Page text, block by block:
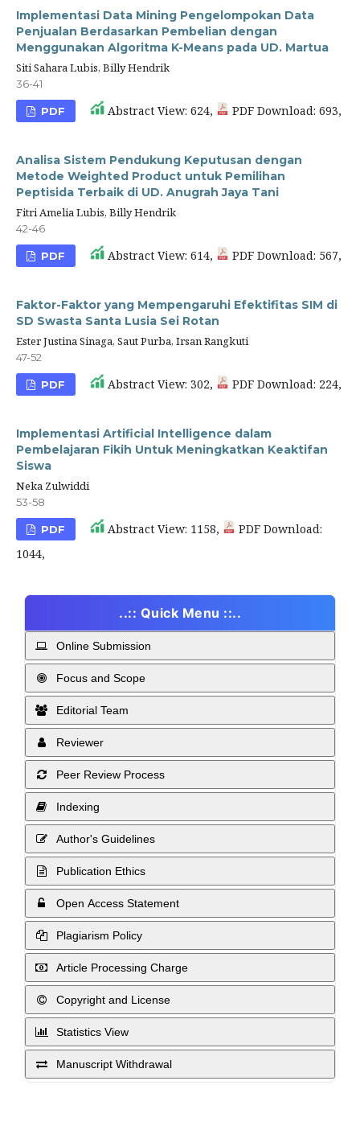
Implementasi Data Mining Pengelompokan Data
Penjualan Berdasarkan Pembelian dengan
Menggunakan Algoritma K-Means pada UD. Martua
Siti Sahara Lubis, Billy Hendrik
36-41
PDF Abstract View: 624, PDF Download: 693,
Analisa Sistem Pendukung Keputusan dengan
Metode Weighted Product untuk Pemilihan
Peptisida Terbaik di UD. Anugrah Jaya Tani
Fitri Amelia Lubis, Billy Hendrik
42-46
PDF Abstract View: 614, PDF Download: 567,
Faktor-Faktor yang Mempengaruhi Efektifitas SIM di
SD Swasta Santa Lusia Sei Rotan
Ester Justina Sinaga, Saut Purba, Irsan Rangkuti
47-52
PDF Abstract View: 302, PDF Download: 224,
Implementasi Artificial Intelligence dalam
Pembelajaran Fikih Untuk Meningkatkan Keaktifan
Siswa
Neka Zulwiddi
53-58
PDF Abstract View: 1158,
PDF Download:
1044,
..:: Quick Menu ::..
Online Submission
Focus and Scope
Editorial Team
Reviewer
Peer Review Process
Indexing
Author's Guidelines
Publication Ethics
Open Access Statement
Plagiarism Policy
Article Processing Charge
Copyright and License
Statistics View
Manuscript Withdrawal